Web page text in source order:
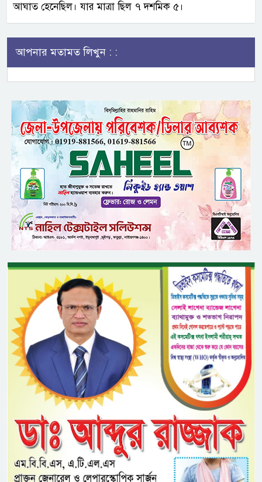
আঘাত হেনেছিল। যার মাত্রা ছিল ৭ দশমিক ৫।
আপনার মতামত লিখুন : :